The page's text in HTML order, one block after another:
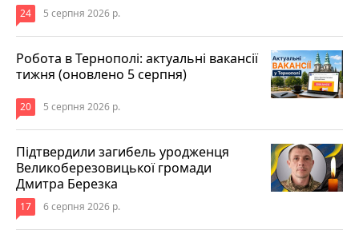
24 5 серпня 2026 р.
Робота в Тернополі: актуальні вакансії
тижня (оновлено 5 серпня)
20 5 серпня 2026 р.
Підтвердили загибель уродженця
Великоберезовицької громади
Дмитра Березка
17 6 серпня 2026 р.